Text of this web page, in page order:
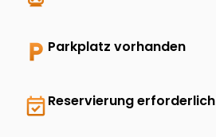
local_parking Parkplatz vorhanden
event_availableReservierung erforderlich